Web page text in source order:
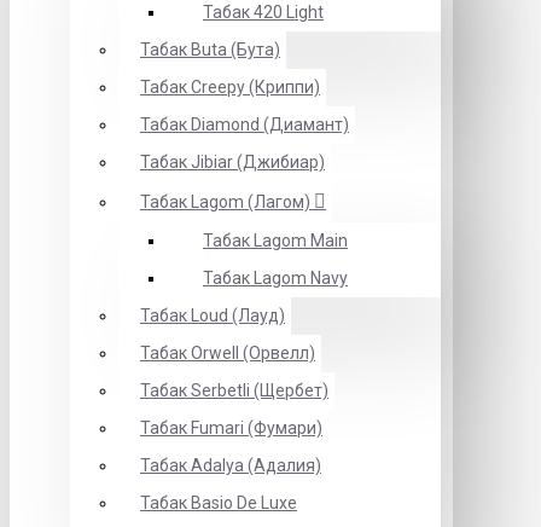
Табак 420 Light
Табак Buta (Бута)
Табак Creepy (Криппи)
Табак Diamond (Диамант)
Табак Jibiar (Джибиар)
Табак Lagom (Лагом)
Табак Lagom Main
Табак Lagom Navy
Табак Loud (Лауд)
Табак Orwell (Орвелл)
Табак Serbetli (Щербет)
Табак Fumari (Фумари)
Табак Adalya (Адалия)
Табак Basio De Luxe